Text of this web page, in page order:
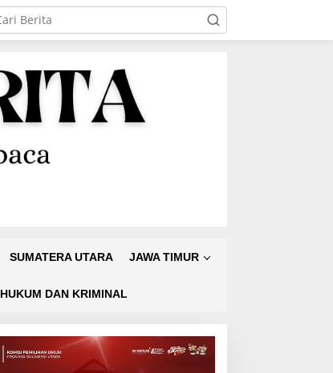
SUMATERA UTARA JAWA TIMUR
HUKUM DAN KRIMINAL